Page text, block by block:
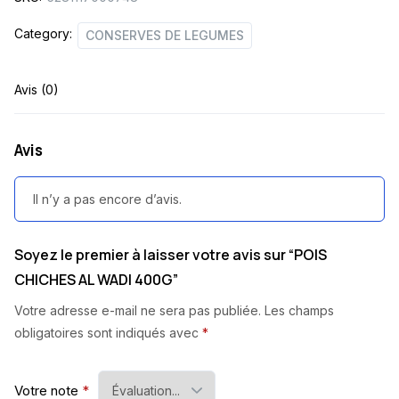
Category: CONSERVES DE LEGUMES
Avis (0)
Avis
Il n’y a pas encore d’avis.
Soyez le premier à laisser votre avis sur “POIS
CHICHES AL WADI 400G”
Votre adresse e-mail ne sera pas publiée. Les champs
obligatoires sont indiqués avec *
Votre note *